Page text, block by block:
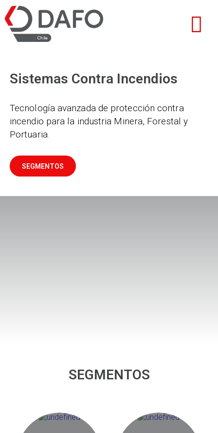
Sistemas Contra Incendios
Tecnología avanzada de protección contra
incendio para la industria Minera, Forestal y
Portuaria.
SEGMENTOS
SEGMENTOS